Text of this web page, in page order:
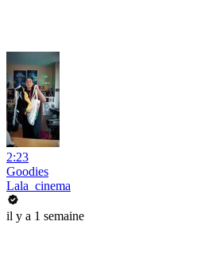
2:23
Goodies
Lala_cinema
il y a 1 semaine